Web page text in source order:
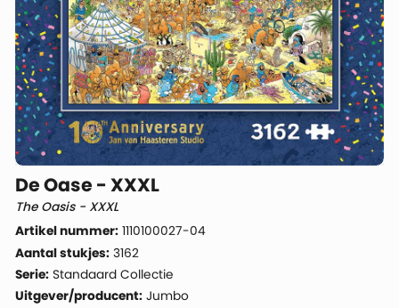
De Oase - XXXL
The Oasis - XXXL
Artikel nummer: 1110100027-04
Aantal stukjes: 3162
Serie: Standaard Collectie
Uitgever/producent: Jumbo